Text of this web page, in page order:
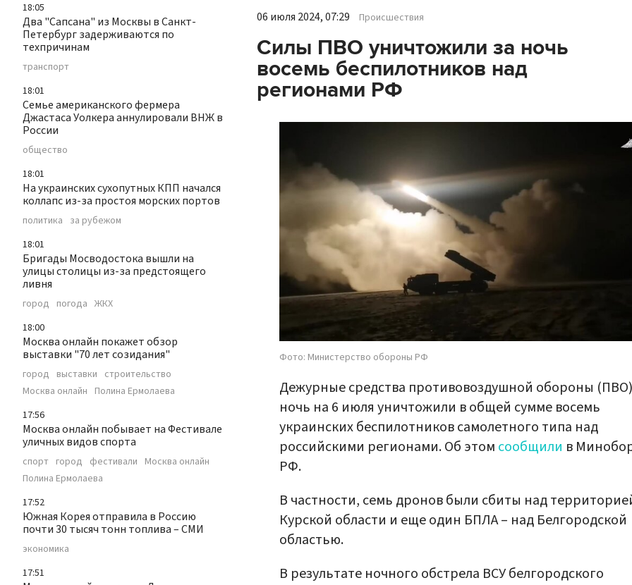
18:05
Два "Сапсана" из Москвы в Санкт-
Петербург задерживаются по
техпричинам
транспорт
18:01
Семье американского фермера
Джастаса Уолкера аннулировали ВНЖ в
России
общество
18:01
На украинских сухопутных КПП начался
коллапс из-за простоя морских портов
политика за рубежом
18:01
Бригады Мосводостока вышли на
улицы столицы из-за предстоящего
ливня
город погода ЖКХ
18:00
Москва онлайн покажет обзор
выставки "70 лет созидания"
город выставки строительство
Москва онлайн Полина Ермолаева
17:56
Москва онлайн побывает на Фестивале
уличных видов спорта
спорт город фестивали Москва онлайн
Полина Ермолаева
17:52
Южная Корея отправила в Россию
почти 30 тысяч тонн топлива – СМИ
экономика
17:51
06 июля 2024, 07:29 Происшествия
Силы ПВО уничтожили за ночь
восемь беспилотников над
регионами РФ
Фото: Министерство обороны РФ
Дежурные средства противовоздушной обороны
ночь на 6 июля уничтожили в общей сумме восемь
украинских беспилотников самолетного типа над
российскими регионами. Об этом сообщили в
РФ.
В частности, семь дронов были сбиты над
Курской области и еще один БПЛА – над Белгородской
областью.
В результате ночного обстрела ВСУ белгородского